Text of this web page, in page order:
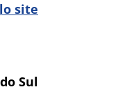
site
Sul